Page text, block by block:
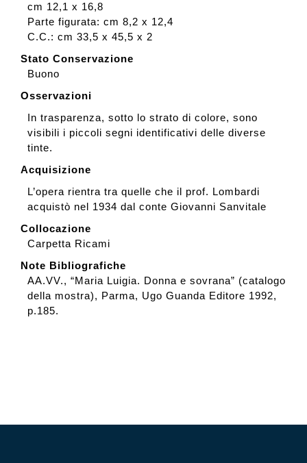
cm 12,1 x 16,8
Parte figurata: cm 8,2 x 12,4
C.C.: cm 33,5 x 45,5 x 2
Stato Conservazione
Buono
Osservazioni
In trasparenza, sotto lo strato di colore, sono
visibili i piccoli segni identificativi delle diverse
tinte.
Acquisizione
L’opera rientra tra quelle che il prof. Lombardi
acquistò nel 1934 dal conte Giovanni Sanvitale
Collocazione
Carpetta Ricami
Note Bibliografiche
AA.VV., “Maria Luigia. Donna e sovrana” (catalogo
della mostra), Parma, Ugo Guanda Editore 1992,
p.185.